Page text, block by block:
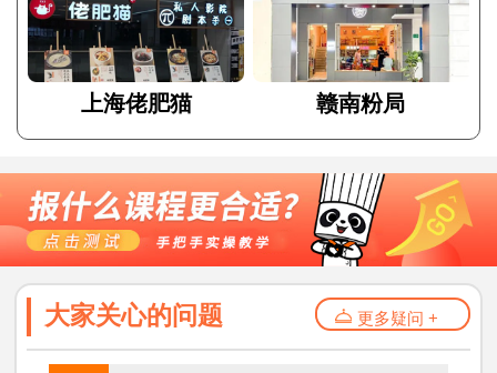
上海佬肥猫 赣南粉局
大家关心的问题 更多疑问 +